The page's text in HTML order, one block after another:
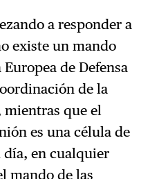
a responder a
existe un mando
de Defensa
de la
que el
es una célula de
en cualquier
mando de las